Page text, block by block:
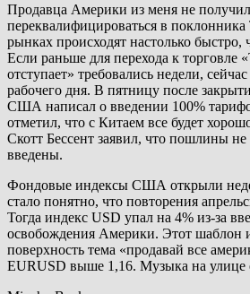
Продавца Америки из меня не
переквалифицироваться в
рынках происходят настолько быстро,
Если раньше для перехода к торговле
отступает» требовались недели,
рабочего дня. В пятницу после
США написал о введении 100%
отметил, что с Китаем все будет
Скотт Бессент заявил, что пошлины не
введены.
Фондовые индексы США открыли
стало понятно, что повторения
Тогда индекс USD упал на 4% из-за
освобождения Америки. Этот шаблон
поверхность тема «продавай все
EURUSD выше 1,16. Музыка на улице